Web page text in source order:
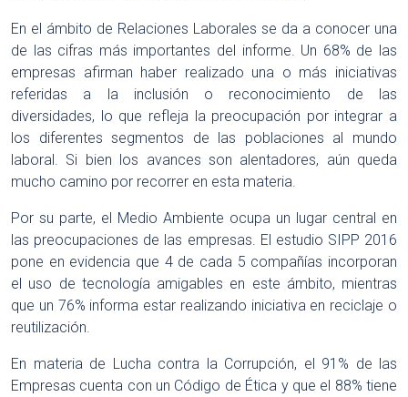
En el ámbito de Relaciones Laborales se da a conocer una
de las cifras más importantes del informe. Un 68% de las
empresas afirman haber realizado una o más iniciativas
referidas a la inclusión o reconocimiento de las
diversidades, lo que refleja la preocupación por integrar a
los diferentes segmentos de las poblaciones al mundo
laboral. Si bien los avances son alentadores, aún queda
mucho camino por recorrer en esta materia.
Por su parte, el Medio Ambiente ocupa un lugar central en
las preocupaciones de las empresas. El estudio SIPP 2016
pone en evidencia que 4 de cada 5 compañías incorporan
el uso de tecnología amigables en este ámbito, mientras
que un 76% informa estar realizando iniciativa en reciclaje o
reutilización.
En materia de Lucha contra la Corrupción, el 91% de las
Empresas cuenta con un Código de Ética y que el 88% tiene